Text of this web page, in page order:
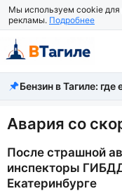
Мы используем cookie для
рекламы. Подробнее
Все новости
Происшествия
Город
Власть
Бензин в Тагиле: где
Авария со
После страшной
инспекторы
Екатеринбурге